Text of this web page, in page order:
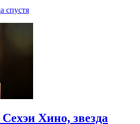
спустя
Хино, звезда